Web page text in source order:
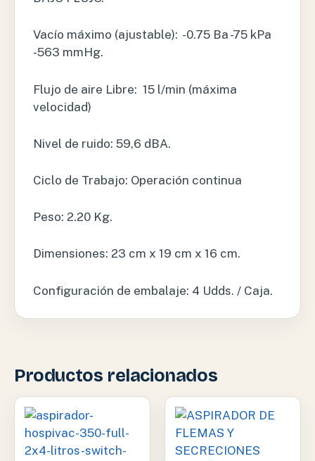
Vacío máximo (ajustable): -0.75 Ba -75 kPa
-563 mmHg.
Flujo de aire Libre: 15 l/min (máxima
velocidad)
Nivel de ruido: 59,6 dBA.
Ciclo de Trabajo: Operación continua
Peso: 2.20 Kg.
Dimensiones: 23 cm x 19 cm x 16 cm.
Configuración de embalaje: 4 Udds. / Caja.
Productos relacionados